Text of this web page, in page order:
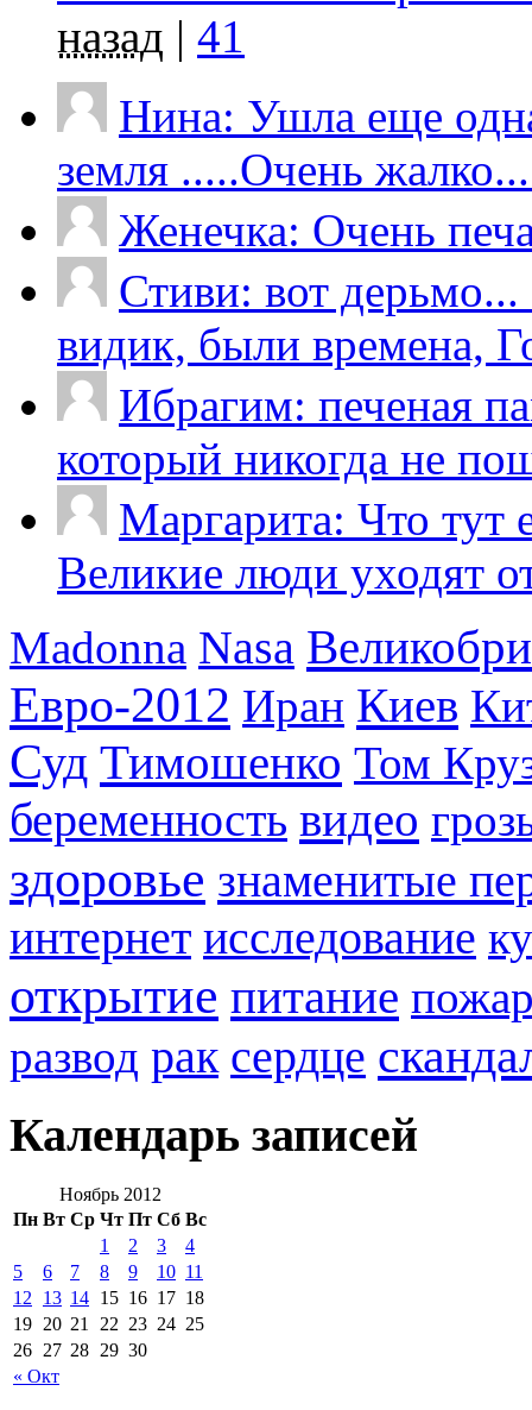
назад | 41
Нина: Ушла еще
земля .....Очень
Женечка: Очень
Стиви: вот
видик, были времена,
Ибрагим: печеная
который никогда не
Маргарита: Что
Великие люди уходят
Madonna Nasa
Евро-2012 Иран Киев
Суд Тимошенко Том
беременность видео
здоровье знаменитые
интернет исследование
открытие питание
развод рак сердце
Календарь записей
Ноябрь 2012
Пн Вт Ср Чт Пт Сб Вс
« Окт
1 2 3
4
5
6 7 8 9 10 11
12 13 14 15 16 17 18
19 20 21 22 23 24 25
26 27 28 29 30